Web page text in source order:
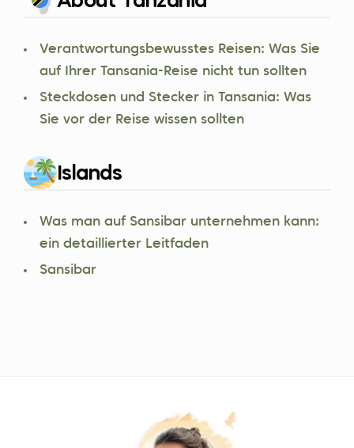
Verantwortungsbewusstes Reisen: Was Sie
auf Ihrer Tansania-Reise nicht tun sollten
Steckdosen und Stecker in Tansania: Was
Sie vor der Reise wissen sollten
Islands
Was man auf Sansibar unternehmen kann:
ein detaillierter Leitfaden
Sansibar